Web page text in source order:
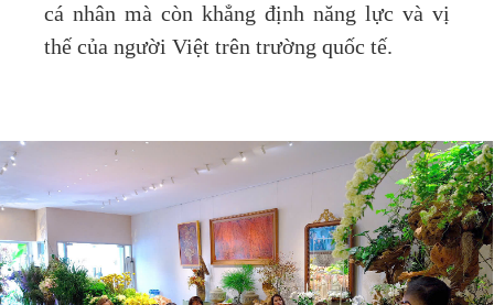
cá nhân mà còn khẳng định năng lực và vị
thế của người Việt trên trường quốc tế.